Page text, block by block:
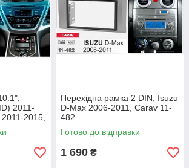
2011-
2015,
Перехідна рамка 2 DIN, Isuzu
D-Max 2006-2011, Carav 11-
482
Готово до відправки
1 690 ₴